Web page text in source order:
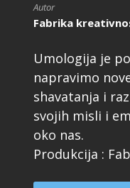
Autor
Fabrika
Umologija je
napravimo
shavatanja i
svojih misli i
oko nas.
Produkcija :